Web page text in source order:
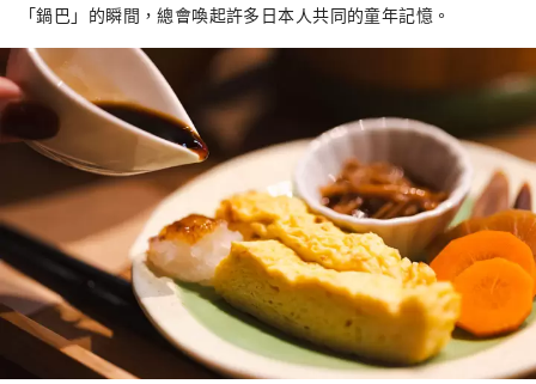
「鍋巴」的瞬間，總會喚起許多日本人共同的童年記憶。